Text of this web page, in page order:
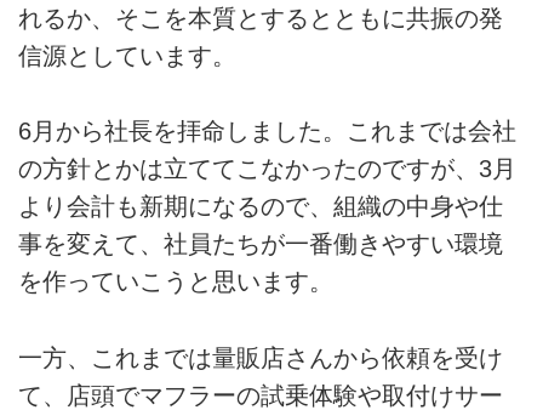
れるか、そこを本質とするとともに共振の発
信源としています。
6月から社長を拝命しました。これまでは会社
の方針とかは立ててこなかったのですが、3月
より会計も新期になるので、組織の中身や仕
事を変えて、社員たちが一番働きやすい環境
を作っていこうと思います。
一方、これまでは量販店さんから依頼を受け
て、店頭でマフラーの試乗体験や取付けサー